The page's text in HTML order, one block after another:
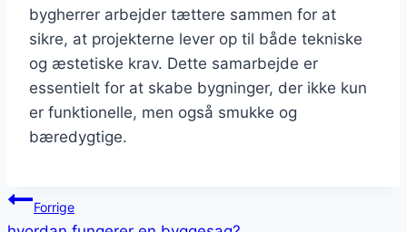
bygherrer arbejder tættere sammen for at
sikre, at projekterne lever op til både tekniske
og æstetiske krav. Dette samarbejde er
essentielt for at skabe bygninger, der ikke kun
er funktionelle, men også smukke og
bæredygtige.
Indlægsnavigation
Forrige